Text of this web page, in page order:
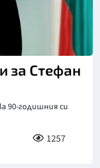
за Стефан
90-годишния си
1257